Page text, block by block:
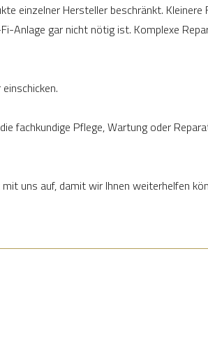
einzelner Hersteller beschränkt.
Anlage gar nicht nötig ist. Komplexe
fachkundige Pflege, Wartung oder
uns auf, damit wir Ihnen weiterhelfen